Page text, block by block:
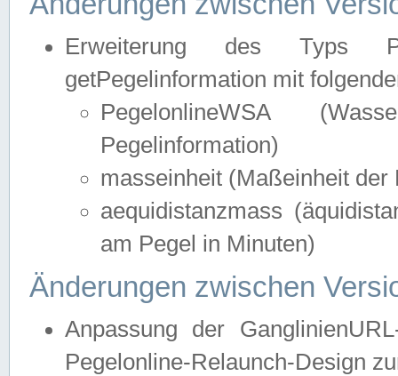
Erweiterung des Typs
getPegelinformation mit
PegelonlineWSA
Pegelinformation)
masseinheit (Maßeinheit der
aequidistanzmass
am Pegel in Minuten)
Änderungen zwischen
Anpassung der
Pegelonline-Relaunch-Design